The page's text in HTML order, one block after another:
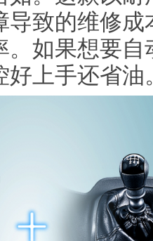
导致的维修
。如果想要
好上手还省油